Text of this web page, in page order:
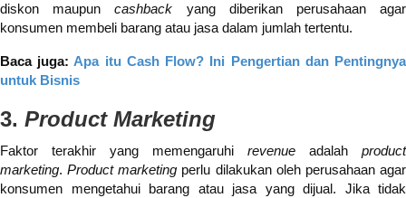
diskon maupuncashback yang diberikan perusahaan agar
konsumen membeli barang atau jasa dalam jumlah tertentu.
Baca juga: Apa itu Cash Flow? Ini Pengertian dan Pentingnya
untuk Bisnis
3. Product Marketing
Faktor terakhir yang memengaruhi revenue adalah product
marketing.Product marketing perlu dilakukan oleh perusahaan agar
konsumen mengetahui barang atau jasa yang dijual. Jika tidak